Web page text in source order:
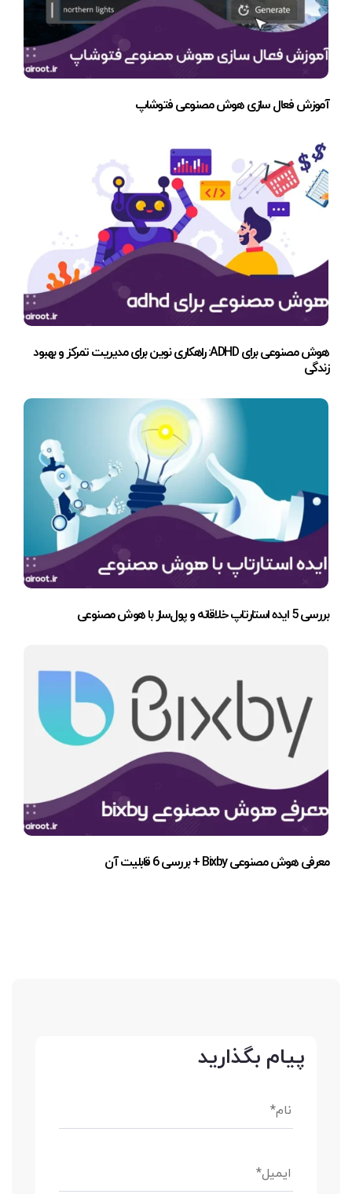
آموزش فعال سازی هوش مصنوعی فتوشاپ
هوش مصنوعی برای ADHD: راهکاری نوین برای مدیریت تمرکز و بهبود
زندگی
بررسی 5 ایده استارتاپ خلاقانه و پول‌ساز با هوش مصنوعی
معرفی هوش مصنوعی Bixby + بررسی 6 قابلیت آن
پیام بگذارید